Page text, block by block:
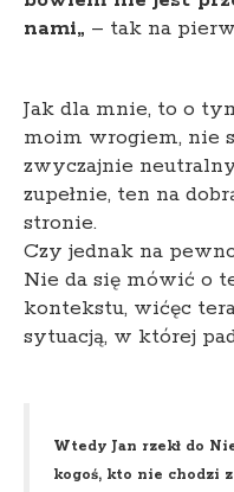
nami„ – tak na
Jak dla mnie, to o
moim wrogiem, nie
zwyczajnie
zupełnie, ten na
stronie.
Czy jednak na
Nie da się mówić o
kontekstu, wićęc
sytuacją, w której
Wtedy Jan rzekł do
kogoś, kto nie chodzi